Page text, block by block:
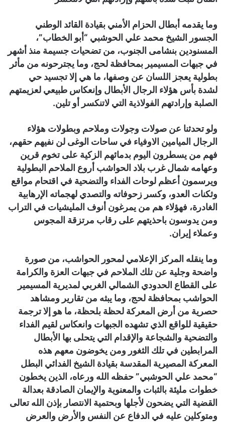
وما يقدمه أبطال الحزام الأمني بقيادة القائد الوطني
الجسور الشيخ محمد علي الحوشبي “أبو الخطاب”،
المسنودين بنشامى الجنوب، من تضحيات جسيمة منذ أشهر
في جبهات المسيمير بمحافظة لحج، وما يجترحونه من مأثر
بطولية يعجز اللسان عن وصفها، ما هي إلا تجسيد حي
لشدة بأس هؤلاء الرجال الأبطال وإنعكاس طبيعي لعزيمتهم
الصلبة وإرادتهم الفولاذية التي لاتنكسر أو تلين.
ولو تحدثنا عن صولات وجولات وملاحم وبطولات هؤلاء
الرجال الميامين الاوفياء في ساحات الوغى لن نفيهم حقهم،
فهم من يسطرون اليوم بدمائهم الزكية على تخوم قرين
وعهامه شمال غرب بلاد الحواشب أروع الملاحم البطولية
ويرسمون أعظم لوحات الفداء والتضحية في اقتحام مواقع
وثكنات العدو، وكسر زحوفاته والتصدي لهجماته الإرهابية
الغادرة، فهؤلاء هم من يمرغون أنوف المليشيات في التراب
ومن يدوسون باحذيتهم على رقاب مرتزقة المجوس
وعملاء إيران.
وما ينقله المركز الإعلامي لمحور الحواشب، من صورة
واضحة وجلية عن تلك الملاحم في جبهات العزة والكرامة
على القطاع الحدودي الشمالي الغربي لمديرية المسيمير
الحواشب بمحافظة لحج، وما يبثه من تقارير ومشاهد
حصرية من أرض المعركة لحظة بلحظة، ما هو إلا ترجمة
حقيقية للواقع الذي تشهده الجبهات وانعكاس لقيم الفداء
والتضحية والشجاعة والإقدام التي يتحلى بها الأبطال
المرابطين في تلك الثغور ومن يخوضون معهم هذه
المعركة المصيرية المقدسة بقيادة الشيخ الفدائي البطل
“محمد علي الحوشبي” حفظه الله ورعاه، الذين يخطون
خطوات مليئة بالثبات والمعنوية والإيمان الصادقة بعدالة
القضية التي يضحون لأجلها وبحتمية الانتصار بإذن الله تعالى
ومتوكلين عليه في الدفاع عن النفس والأرض والعرض